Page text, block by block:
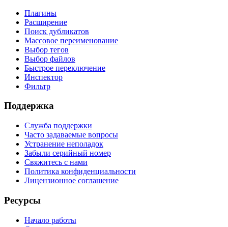
Плагины
Расширение
Поиск дубликатов
Массовое переименование
Выбор тегов
Выбор файлов
Быстрое переключение
Инспектор
Фильтр
Поддержка
Служба поддержки
Часто задаваемые вопросы
Устранение неполадок
Забыли серийный номер
Свяжитесь с нами
Политика конфиденциальности
Лицензионное соглашение
Ресурсы
Начало работы